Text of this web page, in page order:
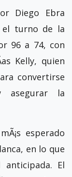
Diego Ebra
el turno de la
96 a 74, con
Kelly, quien
convertirse
la
esperado
en lo que
anticipada. El